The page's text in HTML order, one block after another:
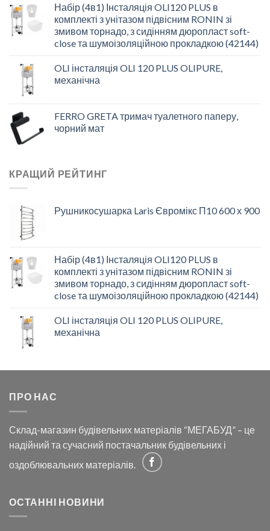
Набір (4в1) Інсталяція OLI120 PLUS в
комплекті з унітазом підвісним RONIN зі
змивом торнадо, з сидінням дюропласт soft-
close та шумоізоляційною прокладкою (42144)
OLI інсталяція OLI 120 PLUS OLIPURE,
механічна
FERRO GRETA тримач туалетного паперу,
чорний мат
КРАЩИЙ РЕЙТИНГ
Рушникосушарка Laris Євромікс П10 600 х 900
Набір (4в1) Інсталяція OLI120 PLUS в
комплекті з унітазом підвісним RONIN зі
змивом торнадо, з сидінням дюропласт soft-
close та шумоізоляційною прокладкою (42144)
OLI інсталяція OLI 120 PLUS OLIPURE,
механічна
ПРО НАС
Склад-магазин будівельних матеріалів “МЕГАБУД” – це
надійний та сучасний постачальник будівельних і
оздоблювальних матеріалів.
ОСТАННІ НОВИНИ